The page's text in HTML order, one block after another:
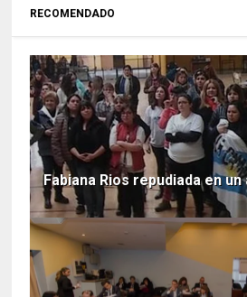
RECOMENDADO
Fabiana Rios repudiada en un